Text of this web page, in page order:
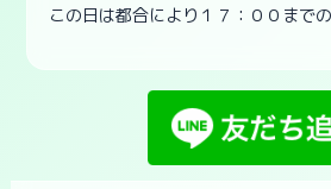
この日は都合により１７：００まで